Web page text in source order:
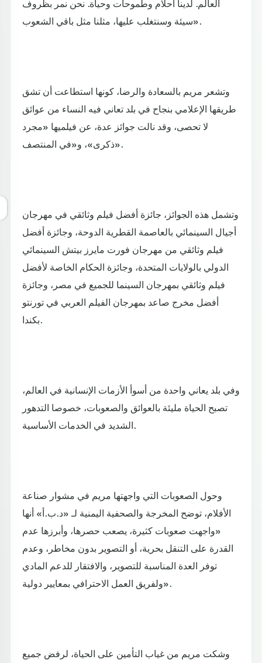
العالم. لدينا أحلام وطموحات وحياة. نحن نمر بظروف
سيئة وسنتغلب عليها، مثلنا مثل باقي الشعوب».
وتشعر مريم بالسعادة والرضا، كونها استطاعت أن تشق
طريقها الإعلامي بنجاح في بلد تعاني فيه النساء من عوائق
لا تحصى، وقد نالت جوائز عدة، عن فيلميها «مجرد
ذكرى»، و«في المنتصف».
وتشمل هذه الجوائز، جائزة أفضل فيلم وثائقي في مهرجان
أجيال السينمائي بالعاصمة القطرية الدوحة، وجائزة أفضل
فيلم وثائقي من مهرجان فورت مايرز بيتش السينمائي
الدولي بالولايات المتحدة، وجائزة الحكام الخاصة لأفضل
فيلم وثائقي بمهرجان السينما للجميع في مصر، وجائزة
أفضل مخرج صاعد بمهرجان الفيلم العربي في تورنتو
بكندا.
وفي بلد يعاني واحدة من أسوأ الأزمات الإنسانية في العالم،
تصبح الحياة مليئة بالعوائق والصعوبات، خصوصا التدهور
الشديد في الخدمات الأساسية.
وحول الصعوبات التي واجهتها مريم في مشوار صناعة
الأفلام، توضح المخرجة والصحفية اليمنية لـ «د.ب.أ» أنها
«واجهت صعوبات كثيرة، يصعب حصرها، وأبرزها عدم
القدرة على التنقل بحرية، أو التصوير بدون مخاطر، وعدم
توفر العدة المناسبة للتصوير، والافتقار للدعم المادي
ولفريق العمل الاحترافي بمعايير دولية».
وشكت مريم من غياب التأمين على الحياة، لرفض جميع